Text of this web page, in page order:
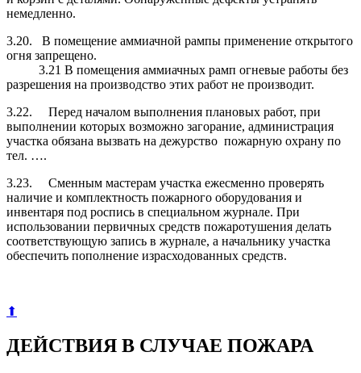
немедленно.
3.20. В помещение аммиачной рампы применение открытого
огня запрещено.
3.21 В помещения аммиачных рамп огневые работы без
разрешения на произ­водство этих работ не производит.
3.22. Перед началом выполнения плановых работ, при
выполнении которых возможно загорание, администрация
участка обязана вызвать на дежурство пожарную охрану по
тел. ….
3.23. Сменным мастерам участка ежесменно проверять
наличие и комплектность пожарного оборудования и
инвентаря под роспись в специальном журнале. При
использовании первичных средств пожаротушения делать
соответствующую за­пись в журнале, а начальнику участка
обеспечить пополнение израсхо­дованных средств.
⬆
ДЕЙСТВИЯ В СЛУЧАЕ ПОЖАРА